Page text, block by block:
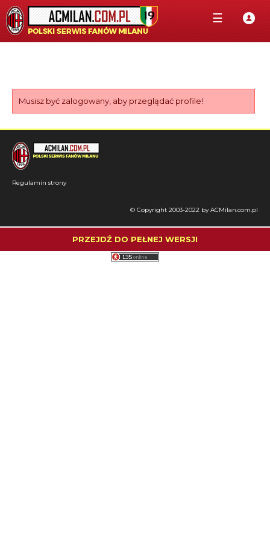
☰
Musisz być zalogowany, aby przeglądać profile!
Regulamin strony
© Copyright 2003-2022 by ACMilan.com.pl
PRZEJDŹ DO PEŁNEJ WERSJI